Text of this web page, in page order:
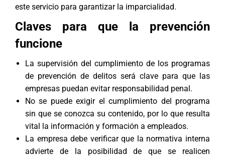
este servicio para garantizar la imparcialidad.
Claves para que la prevención
funcione
La supervisión del cumplimiento de los programas
de prevención de delitos será clave para que las
empresas puedan evitar responsabilidad penal.
No se puede exigir el cumplimiento del programa
sin que se conozca su contenido, por lo que resulta
vital la información y formación a empleados.
La empresa debe verificar que la normativa interna
advierte de la posibilidad de que se realicen